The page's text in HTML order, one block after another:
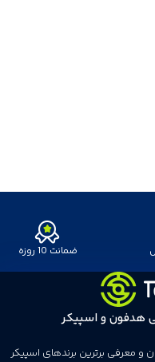
ضمانت 10 روزه
هدفون و اسپیکر
معرفی برترین برندهای اسپیکر